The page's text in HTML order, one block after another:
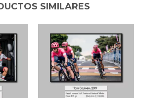
SIMILARES